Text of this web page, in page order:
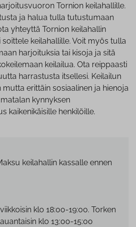
Tornion keilahallille.
ja halua tulla tutustumaan
yhteyttä Tornion keilahallin
keilahallille. Voit myös tulla
harjoituksia tai kisoja ja sitä
keilailua. Ota reippaasti
harrastusta itsellesi. Keilailun
erittäin sosiaalinen ja hienoja
kynnyksen
kaikenikäisille henkilöille.
keilahallin kassalle ennen
klo 18:00-19:00. Torken
klo 13:00-15:00